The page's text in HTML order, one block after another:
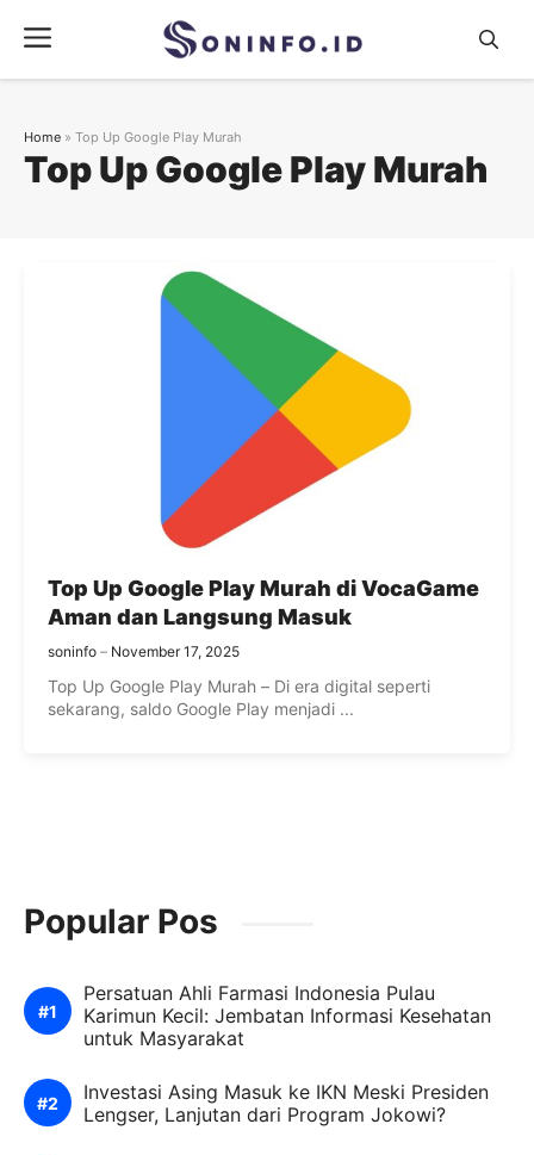
content
Menu
Top Up Google Play Murah
Home » Top Up Google Play Murah
Top Up Google Play Murah di VocaGame
Aman dan Langsung Masuk
soninfo November 17, 2025
Top Up Google Play Murah – Di era digital seperti
sekarang, saldo Google Play menjadi ...
Popular Pos
Persatuan Ahli Farmasi Indonesia Pulau
Karimun Kecil: Jembatan Informasi Kesehatan
untuk Masyarakat
Investasi Asing Masuk ke IKN Meski Presiden
Lengser, Lanjutan dari Program Jokowi?